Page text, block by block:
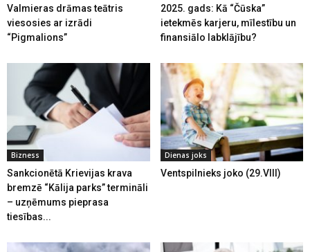
Valmieras drāmas teātris
viesosies ar izrādi
“Pigmalions”
2025. gads: Kā “Čūska”
ietekmēs karjeru, mīlestību un
finansiālo labklājību?
Bizness
Sankcionētā Krievijas krava
bremzē “Kālija parks” termināli
– uzņēmums pieprasa
tiesības...
Dienas joks
Ventspilnieks joko (29.VIII)